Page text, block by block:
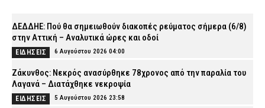
ΔΕΔΔΗΕ: Πού θα σημειωθούν διακοπές ρεύματος σήμερα (6/8)
στην Αττική – Αναλυτικά ώρες και οδοί
ΕΙΔΗΣΕΙΣ 6 Αυγούστου 2026 04:00
Ζάκυνθος: Νεκρός ανασύρθηκε 78χρονος από την παραλία του
Λαγανά – Διατάχθηκε νεκροψία
ΕΙΔΗΣΕΙΣ 5 Αυγούστου 2026 23:58